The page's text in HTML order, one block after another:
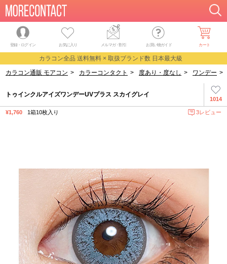
登録・ログイン お気に入り メルマガ・割引 お買い物ガイド カート
カラコン全品 送料無料 × 取扱ブランド数 日本最大級
カラコン通販 モアコン > カラーコンタクト > 度あり・度なし > ワンデー >
1014
トゥインクルアイズワンデーUVプラス スカイグレイ
¥1,760 1箱10枚入り 3レビュー